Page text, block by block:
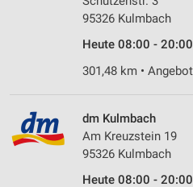
95326 Kulmbach
Heute 08:00 -
301,48 km •
dm Kulmbach
Am Kreuzstein 19
95326 Kulmbach
Heute 08:00 -
personalisierter Werbung
Erstellung von Profilen zur
Messung der Werbeleistung
Messung der Performance von